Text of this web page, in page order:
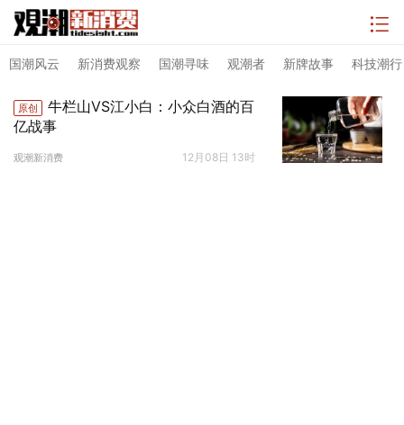
国潮风云 新消费观察 国潮寻味 观潮者 新牌故事 科技潮行
原创
牛栏山VS江小白：小众白酒的百
亿战事
观潮新消费 12月08日 13时